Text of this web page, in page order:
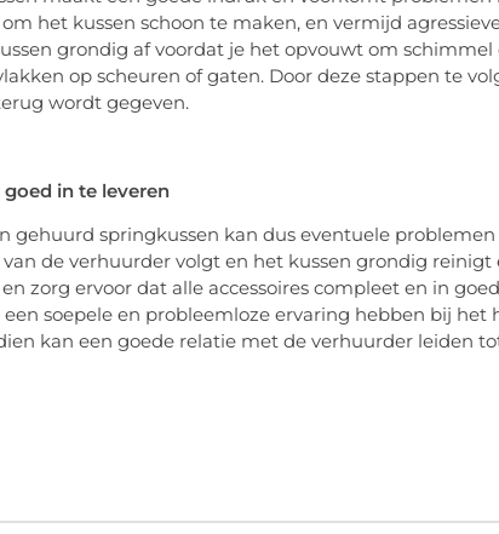
het kussen schoon te maken, en vermijd
grondig af voordat je het opvouwt om
op scheuren of gaten. Door deze stappen te
wordt gegeven.
in te leveren
gehuurd springkussen kan dus eventuele problemen
de verhuurder volgt en het kussen grondig
zorg ervoor dat alle accessoires compleet en in
soepele en probleemloze ervaring hebben bij het
kan een goede relatie met de verhuurder leiden